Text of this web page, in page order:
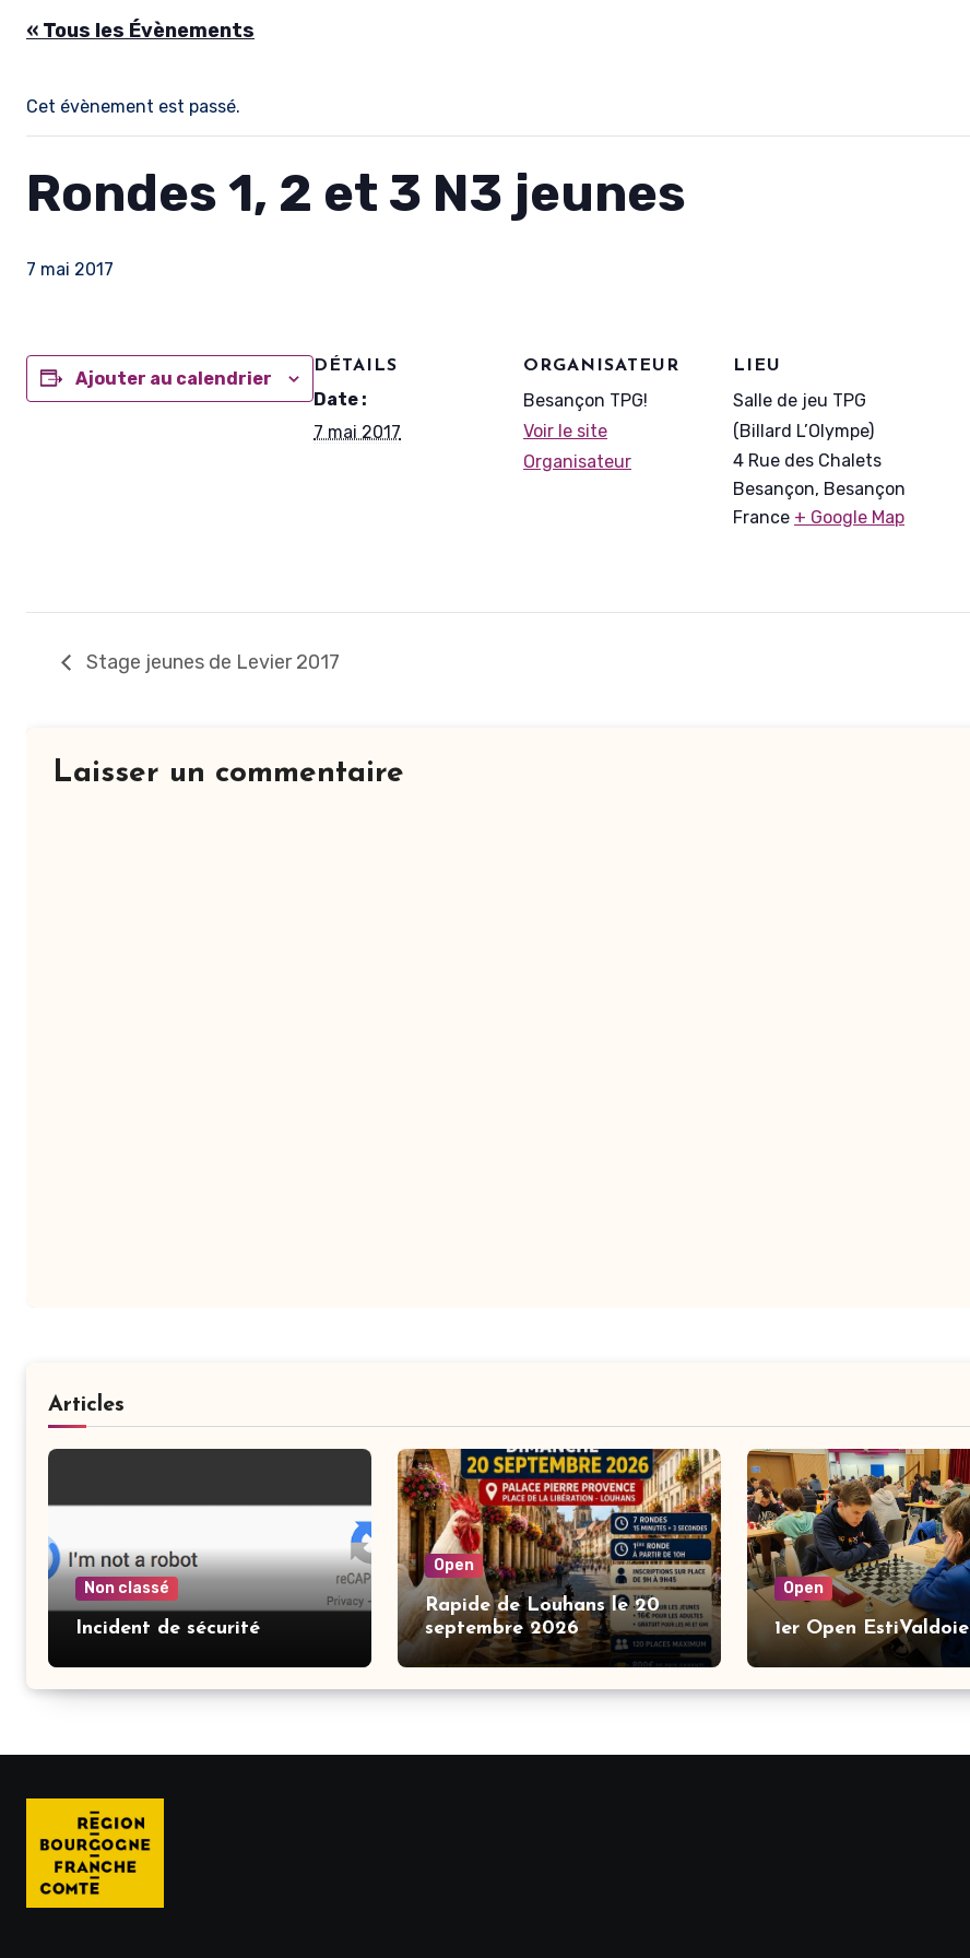
« Tous les Évènements
Cet évènement est passé.
Rondes 1, 2 et 3 N3 jeunes
7 mai 2017
Ajouter au calendrier
DÉTAILS
Date :
7 mai 2017
ORGANISATEUR
Besançon TPG!
Voir le site
Organisateur
LIEU
Salle de jeu TPG
(Billard L’Olympe)
4 Rue des Chalets
Besançon, Besançon
France + Google Map
Stage jeunes de Levier 2017
Laisser un commentaire
Articles
Non classé
Incident de sécurité
Open
Rapide de Louhans le 20
septembre 2026
Open
1er Open EstiValdoie